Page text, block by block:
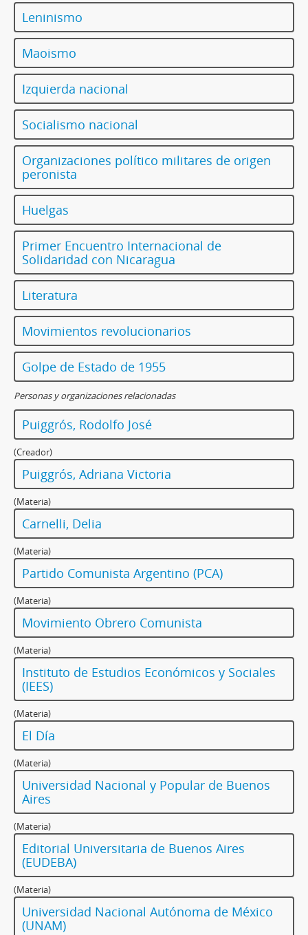
Leninismo
Maoismo
Izquierda nacional
Socialismo nacional
Organizaciones político militares de origen
peronista
Huelgas
Primer Encuentro Internacional de
Solidaridad con Nicaragua
Literatura
Movimientos revolucionarios
Golpe de Estado de 1955
Personas y organizaciones relacionadas
Puiggrós, Rodolfo José
(Creador)
Puiggrós, Adriana Victoria
(Materia)
Carnelli, Delia
(Materia)
Partido Comunista Argentino (PCA)
(Materia)
Movimiento Obrero Comunista
(Materia)
Instituto de Estudios Económicos y Sociales
(IEES)
(Materia)
El Día
(Materia)
Universidad Nacional y Popular de Buenos
Aires
(Materia)
Editorial Universitaria de Buenos Aires
(EUDEBA)
(Materia)
Universidad Nacional Autónoma de México
(UNAM)